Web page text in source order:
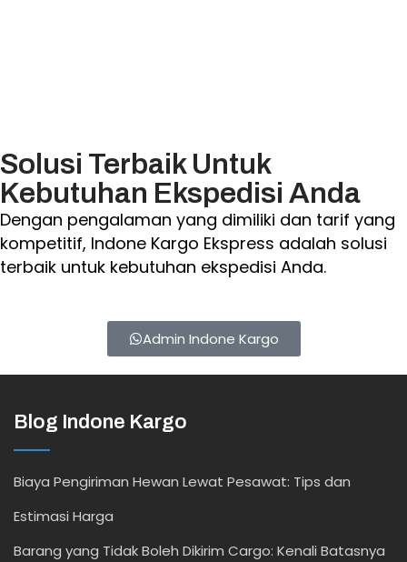
Solusi Terbaik Untuk
Kebutuhan Ekspedisi Anda
Dengan pengalaman yang dimiliki dan tarif yang
kompetitif, Indone Kargo Ekspress adalah solusi
terbaik untuk kebutuhan ekspedisi Anda.
Admin Indone Kargo
Blog Indone Kargo
Biaya Pengiriman Hewan Lewat Pesawat: Tips dan
Estimasi Harga
Barang yang Tidak Boleh Dikirim Cargo: Kenali Batasnya